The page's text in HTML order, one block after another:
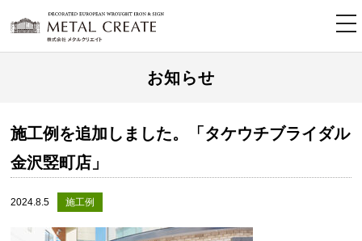
お知らせ
施工例を追加しました。「タケウチブライダル
金沢竪町店」
2024.8.5 施工例